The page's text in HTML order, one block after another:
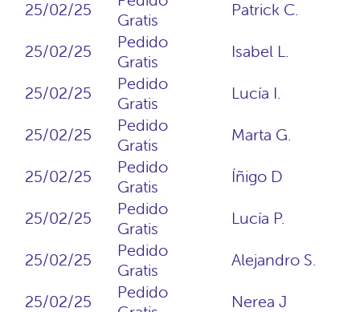
25/02/25
Gratis
Patrick C.
25/02/25
Pedido
Gratis
Isabel L.
25/02/25
Pedido
Gratis
Lucía I.
25/02/25
Pedido
Gratis
Marta G.
25/02/25
Pedido
Gratis
Íñigo D
25/02/25
Pedido
Gratis
Lucía P.
25/02/25
Pedido
Gratis
Alejandro S.
25/02/25
Pedido
Nerea J